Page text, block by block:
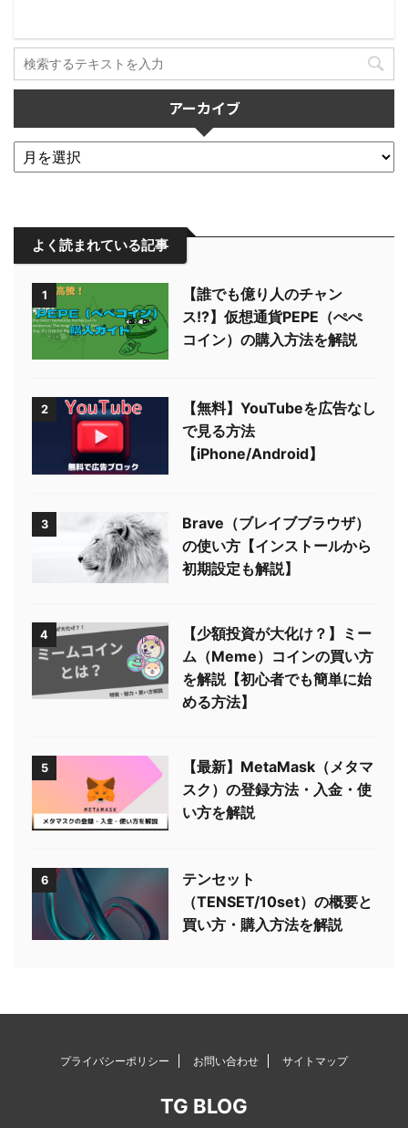
アーカイブ
よく読まれている記事
1
【誰でも億り人のチャン
ス!?】仮想通貨PEPE（ぺぺ
コイン）の購入方法を解説
2
【無料】YouTubeを広告なし
で見る方法
【iPhone/Android】
3
Brave（ブレイブブラウザ）
の使い方【インストールから
初期設定も解説】
4
【少額投資が大化け？】ミー
ム（Meme）コインの買い方
を解説【初心者でも簡単に始
める方法】
5
【最新】MetaMask（メタマ
スク）の登録方法・入金・使
い方を解説
6
テンセット
（TENSET/10set）の概要と
買い方・購入方法を解説
プライバシーポリシー お問い合わせ サイトマップ
TG BLOG